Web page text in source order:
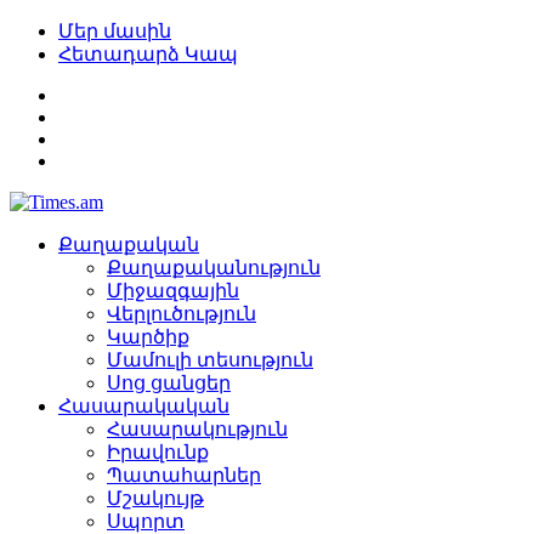
Մեր մասին
Հետադարձ Կապ
Քաղաքական
Քաղաքականություն
Միջազգային
Վերլուծություն
Կարծիք
Մամուլի տեսություն
Սոց ցանցեր
Հասարակական
Հասարակություն
Իրավունք
Պատահարներ
Մշակույթ
Սպորտ